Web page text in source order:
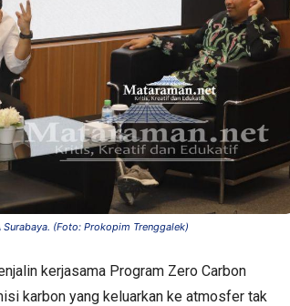
(Foto: Prokopim Trenggalek)
kerjasama Program Zero Carbon
karbon yang keluarkan ke atmosfer tak